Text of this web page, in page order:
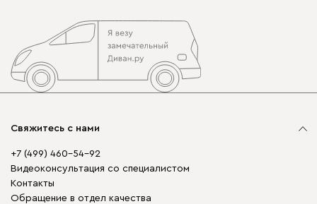
Свяжитесь с нами
+7 (499) 460-54-92
Видеоконсультация со специалистом
Контакты
Обращение в отдел качества